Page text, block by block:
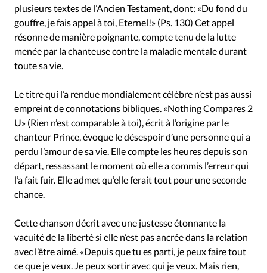
plusieurs textes de l’Ancien Testament, dont: «Du fond du
gouffre, je fais appel à toi, Eternel!» (Ps. 130) Cet appel
résonne de manière poignante, compte tenu de la lutte
menée par la chanteuse contre la maladie mentale durant
toute sa vie.
Le titre qui l’a rendue mondialement célèbre n’est pas aussi
empreint de connotations bibliques. «Nothing Compares 2
U» (Rien n’est comparable à toi), écrit à l’origine par le
chanteur Prince, évoque le désespoir d’une personne qui a
perdu l’amour de sa vie. Elle compte les heures depuis son
départ, ressassant le moment où elle a commis l’erreur qui
l’a fait fuir. Elle admet qu’elle ferait tout pour une seconde
chance.
Cette chanson décrit avec une justesse étonnante la
vacuité de la liberté si elle n’est pas ancrée dans la relation
avec l’être aimé. «Depuis que tu es parti, je peux faire tout
ce que je veux. Je peux sortir avec qui je veux. Mais rien,